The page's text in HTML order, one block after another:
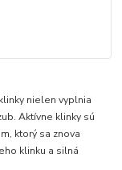
nielen vyplnia
Aktívne klinky sú
ktorý sa znova
klinku a silná